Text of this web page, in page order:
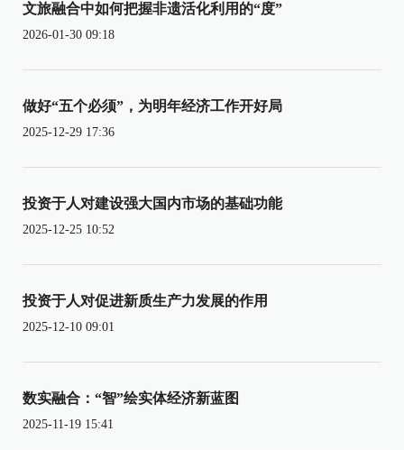
文旅融合中如何把握非遗活化利用的“度”
2026-01-30 09:18
做好“五个必须”，为明年经济工作开好局
2025-12-29 17:36
投资于人对建设强大国内市场的基础功能
2025-12-25 10:52
投资于人对促进新质生产力发展的作用
2025-12-10 09:01
数实融合：“智”绘实体经济新蓝图
2025-11-19 15:41